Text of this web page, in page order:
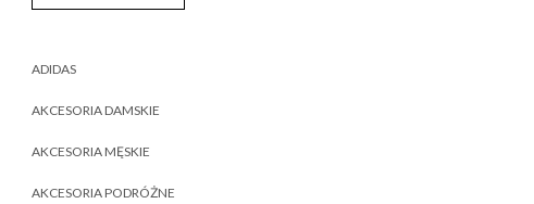
ADIDAS
AKCESORIA DAMSKIE
AKCESORIA MĘSKIE
AKCESORIA PODRÓŻNE